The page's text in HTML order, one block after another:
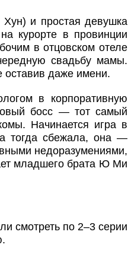
и простая девушка
курорте в провинции
в отцовском отеле
свадьбу мамы.
даже имени.
в корпоративную
босс — тот самый
Начинается игра в
тогда сбежала, она —
недоразумениями,
младшего брата Ю Ми
смотреть по 2–3 серии